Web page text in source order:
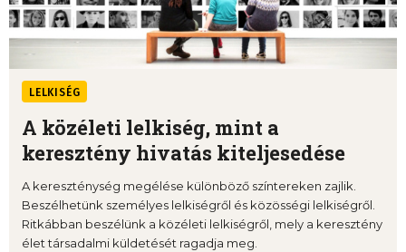
LELKISÉG
A közéleti lelkiség, mint a
keresztény hivatás kiteljesedése
A kereszténység megélése különböző színtereken zajlik.
Beszélhetünk személyes lelkiségről és közösségi lelkiségről.
Ritkábban beszélünk a közéleti lelkiségről, mely a keresztény
élet társadalmi küldetését ragadja meg.